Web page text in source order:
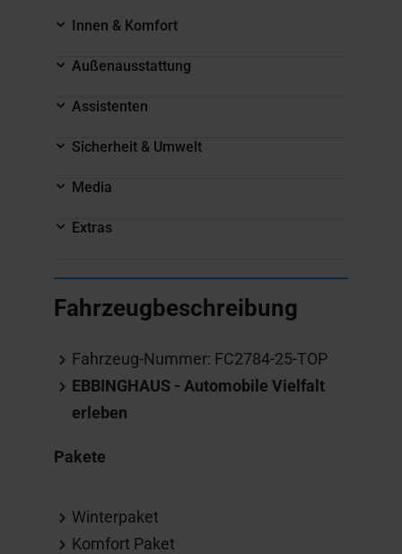
Innen & Komfort
Außenausstattung
Assistenten
Sicherheit & Umwelt
Media
Extras
Fahrzeugbeschreibung
Fahrzeug-Nummer: FC2784-25-TOP
EBBINGHAUS - Automobile Vielfalt
erleben
Pakete
Winterpaket
Komfort Paket